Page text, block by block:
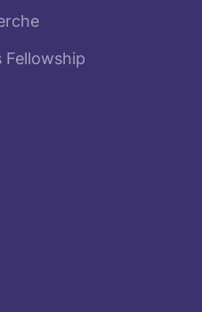
Fellowship